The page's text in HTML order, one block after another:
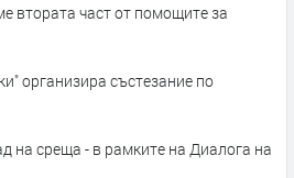
втората част от помощите за
организира състезание по
на среща - в рамките на Диалога на